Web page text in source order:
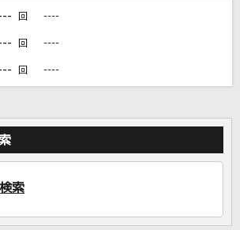
に会員登録・ログインして
自宅でカラオケ歌い放題！
や友達と一緒に！練習にも！
回 ----
回 ----
回 ----
索